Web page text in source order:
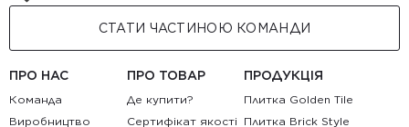
СТАТИ ЧАСТИНОЮ КОМАНДИ
ПРО НАС
Команда
Виробництво
ПРО ТОВАР
Де купити?
Сертифікат якості
ПРОДУКЦІЯ
Плитка Golden Tile
Плитка Brick Style